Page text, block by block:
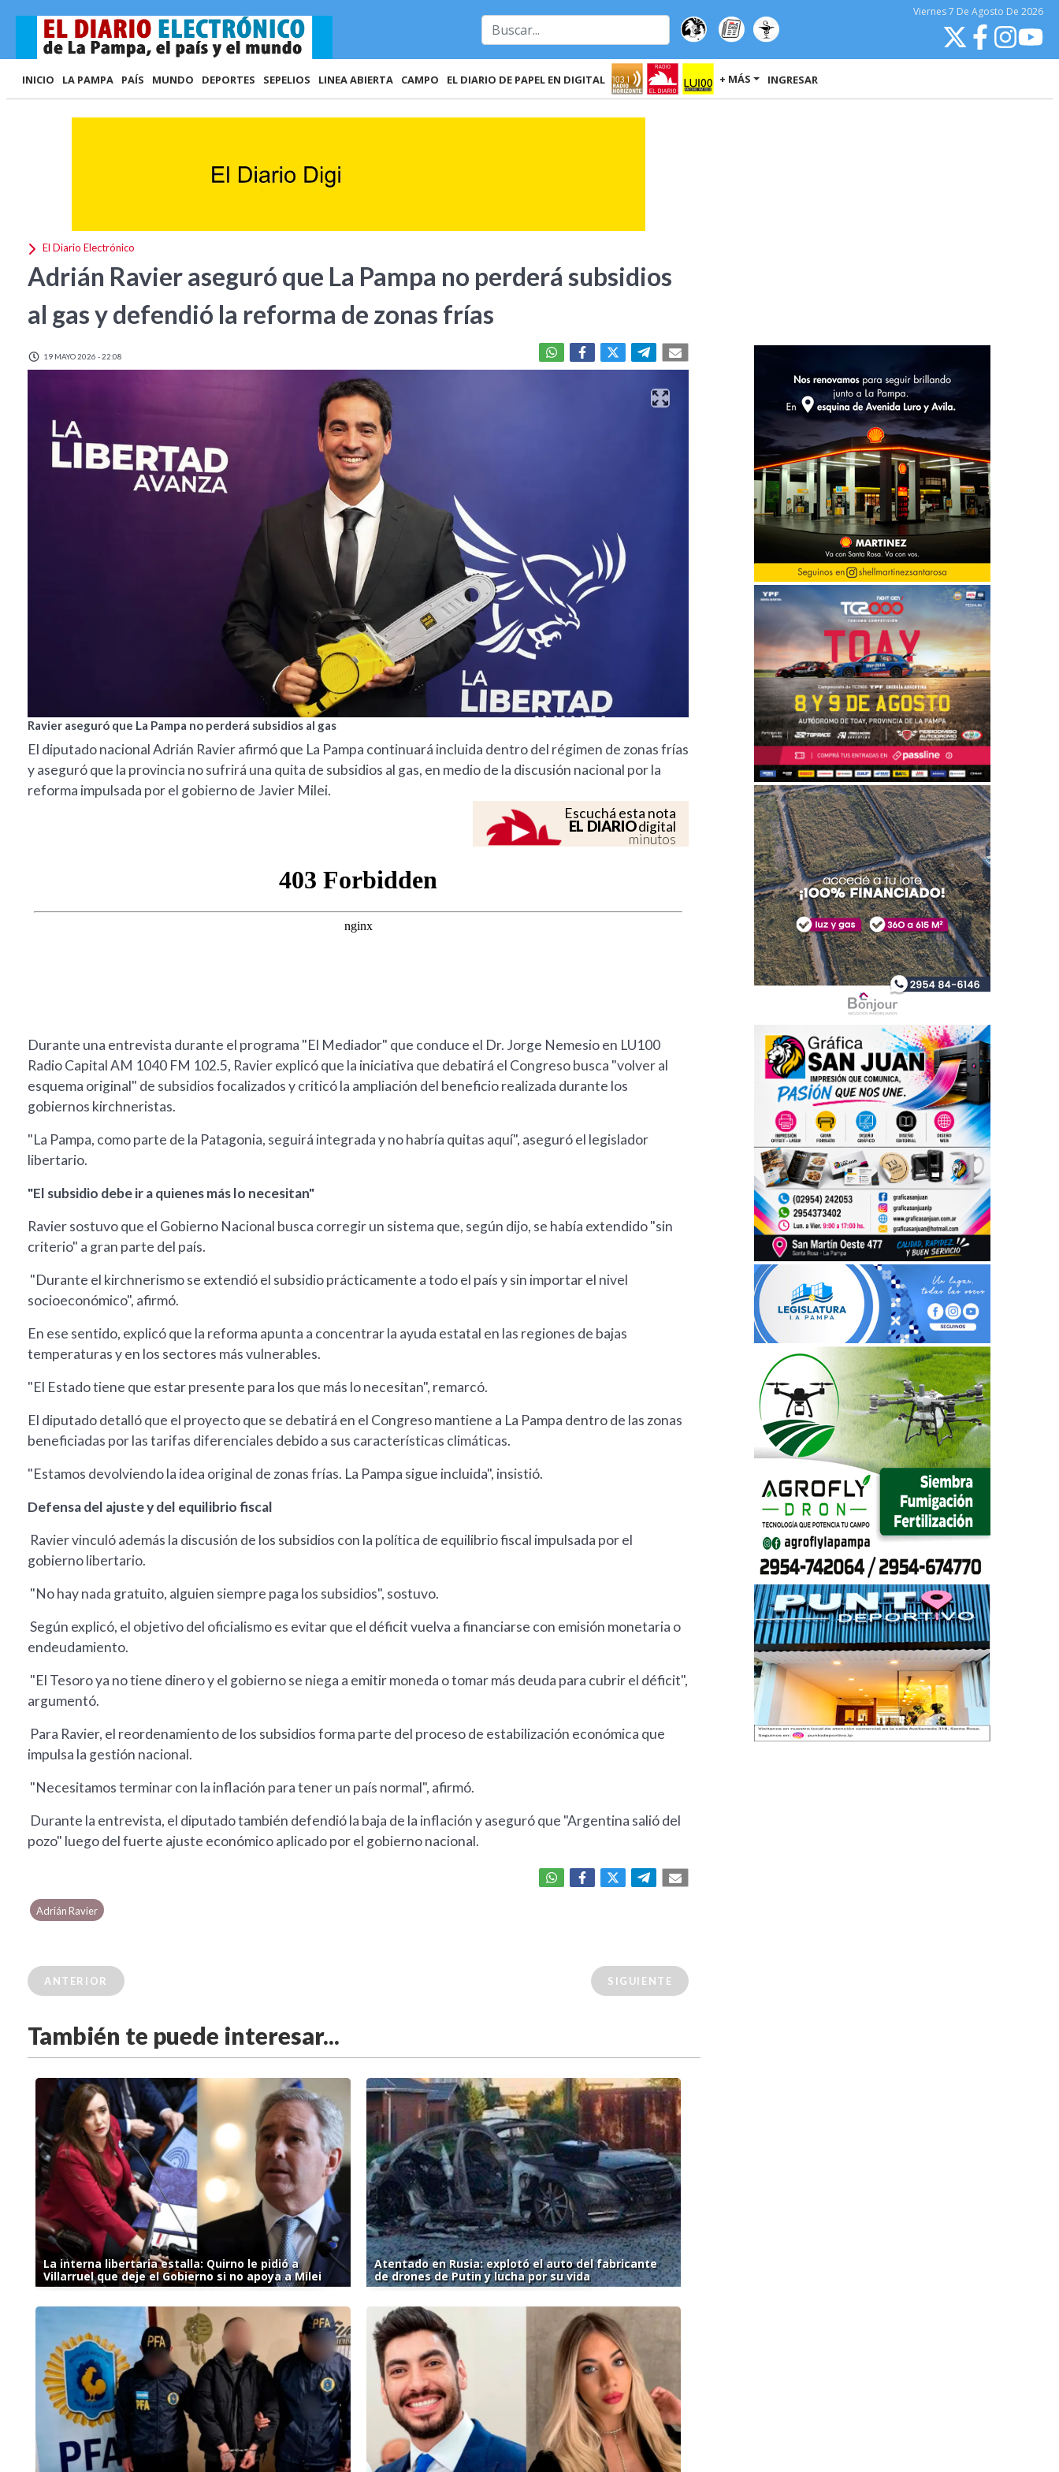
Viernes7 De Agosto De 2026
INICIO LA PAMPA PAÍS MUNDO DEPORTES SEPELIOS LINEA ABIERTA CAMPO EL DIARIO DE PAPEL EN DIGITAL + MÁS INGRESAR
El Diario Electrónico
Adrián Ravier aseguró que La Pampa no perderá subsidios
al gas y defendió la reforma de zonas frías
19 MAYO 2026 - 22:08
Ravier aseguró que La Pampa no perderá subsidios al gas
El diputado nacional Adrián Ravier afirmó que La Pampa continuará incluida dentro del régimen de zonas frías
y aseguró que la provincia no sufrirá una quita de subsidios al gas, en medio de la discusión nacional por la
reforma impulsada por el gobierno de Javier Milei.
Escuchá esta nota
EL DIARIOdigital
minutos
Durante una entrevista durante el programa "El Mediador" que conduce el Dr. Jorge Nemesio en LU100
Radio Capital AM 1040 FM 102.5, Ravier explicó que la iniciativa que debatirá el Congreso busca "volver al
esquema original" de subsidios focalizados y criticó la ampliación del beneficio realizada durante los
gobiernos kirchneristas.
"La Pampa, como parte de la Patagonia, seguirá integrada y no habría quitas aquí", aseguró el legislador
libertario.
"El subsidio debe ir a quienes más lo necesitan"
Ravier sostuvo que el Gobierno Nacional busca corregir un sistema que, según dijo, se había extendido "sin
criterio" a gran parte del país.
"Durante el kirchnerismo se extendió el subsidio prácticamente a todo el país y sin importar el nivel
socioeconómico", afirmó.
En ese sentido, explicó que la reforma apunta a concentrar la ayuda estatal en las regiones de bajas
temperaturas y en los sectores más vulnerables.
"El Estado tiene que estar presente para los que más lo necesitan", remarcó.
El diputado detalló que el proyecto que se debatirá en el Congreso mantiene a La Pampa dentro de las zonas
beneficiadas por las tarifas diferenciales debido a sus características climáticas.
"Estamos devolviendo la idea original de zonas frías. La Pampa sigue incluida", insistió.
Defensa del ajuste y del equilibrio fiscal
Ravier vinculó además la discusión de los subsidios con la política de equilibrio fiscal impulsada por el
gobierno libertario.
"No hay nada gratuito, alguien siempre paga los subsidios", sostuvo.
Según explicó, el objetivo del oficialismo es evitar que el déficit vuelva a financiarse con emisión monetaria o
endeudamiento.
"El Tesoro ya no tiene dinero y el gobierno se niega a emitir moneda o tomar más deuda para cubrir el déficit",
argumentó.
Para Ravier, el reordenamiento de los subsidios forma parte del proceso de estabilización económica que
impulsa la gestión nacional.
"Necesitamos terminar con la inflación para tener un país normal", afirmó.
Durante la entrevista, el diputado también defendió la baja de la inflación y aseguró que "Argentina salió del
pozo" luego del fuerte ajuste económico aplicado por el gobierno nacional.
Adrián Ravier
ANTERIOR SIGUIENTE
También te puede interesar...
La interna libertaria estalla: Quirno le pidió a
Villarruel que deje el Gobierno si no apoya a Milei
Atentado en Rusia: explotó el auto del fabricante
de drones de Putin y lucha por su vida